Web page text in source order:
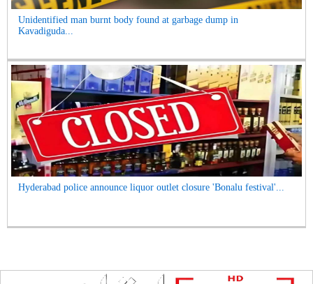
Unidentified man burnt body found at garbage dump in
Kavadiguda...
Hyderabad police announce liquor outlet closure 'Bonalu festival'...